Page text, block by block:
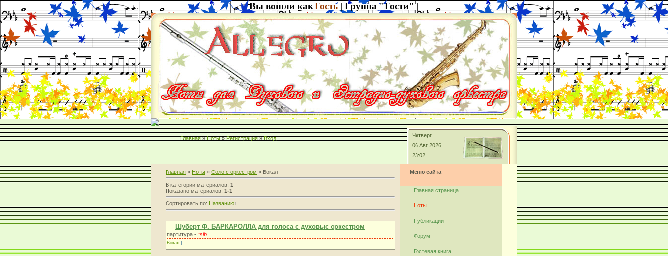
Вы вошли какГость | Группа "Гости" |
Главная » Ноты » Регистрация » Вход
Четверг
06 Авг 2026
23:02
Главная » Ноты » Соло с оркестром » Вокал
В категории материалов: 1
Показано материалов: 1-1
Сортировать по: Названию
Шуберт Ф. БАРКАРОЛЛА для голоса с духовыс оркестром
партитура - *sib
Вокал
Меню сайта
Главная страница
Ноты
Публикации
Форум
Гостевая книга